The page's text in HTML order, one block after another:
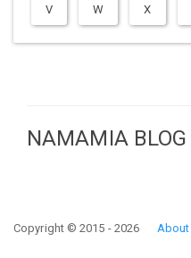
V W X
NAMAMIA BLOG
Copyright © 2015 - 2026 About